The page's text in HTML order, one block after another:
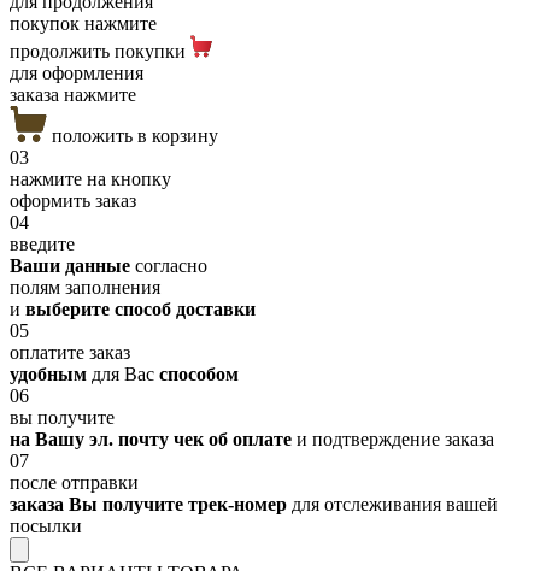
покупок нажмите
продолжить покупки
для оформления
заказа нажмите
положить в корзину
03
нажмите на кнопку
оформить заказ
04
введите
Ваши данные согласно
полям заполнения
и выберите способ доставки
05
оплатите заказ
удобным для Вас способом
06
вы получите
на Вашу эл. почту чек об оплате и подтверждение заказа
07
после отправки
заказа Вы получите трек-номер для отслеживания вашей
посылки